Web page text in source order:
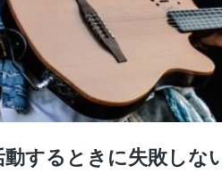
するときに失敗しな